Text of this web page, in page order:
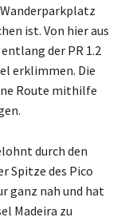
ist. Von hier aus
der PR 1.2
erklimmen. Die
Route mithilfe
durch den
Spitze des Pico
ganz nah und hat
Madeira zu